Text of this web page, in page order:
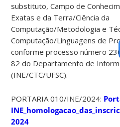
substituto, Campo de
Exatas e da Terra/Ciência da
Computação/Metodologia e
Computação/Linguagens de
conforme processo número
82 do Departamento de
(INE/CTC/UFSC).
PORTARIA 010/INE/2024:
2024